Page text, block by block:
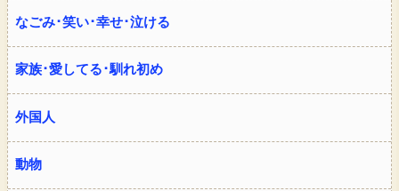
なごみ･笑い･幸せ･泣ける
家族･愛してる･馴れ初め
外国人
動物